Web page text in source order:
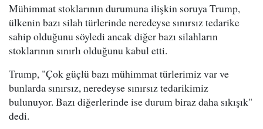
Mühimmat stoklarının durumuna ilişkin soruya Trump,
ülkenin bazı silah türlerinde neredeyse sınırsız tedarike
sahip olduğunu söyledi ancak diğer bazı silahların
stoklarının sınırlı olduğunu kabul etti.
Trump, "Çok güçlü bazı mühimmat türlerimiz var ve
bunlarda sınırsız, neredeyse sınırsız tedarikimiz
bulunuyor. Bazı diğerlerinde ise durum biraz daha sıkışık"
dedi.